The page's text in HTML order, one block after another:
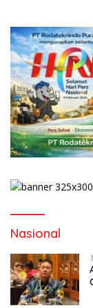
Nasional